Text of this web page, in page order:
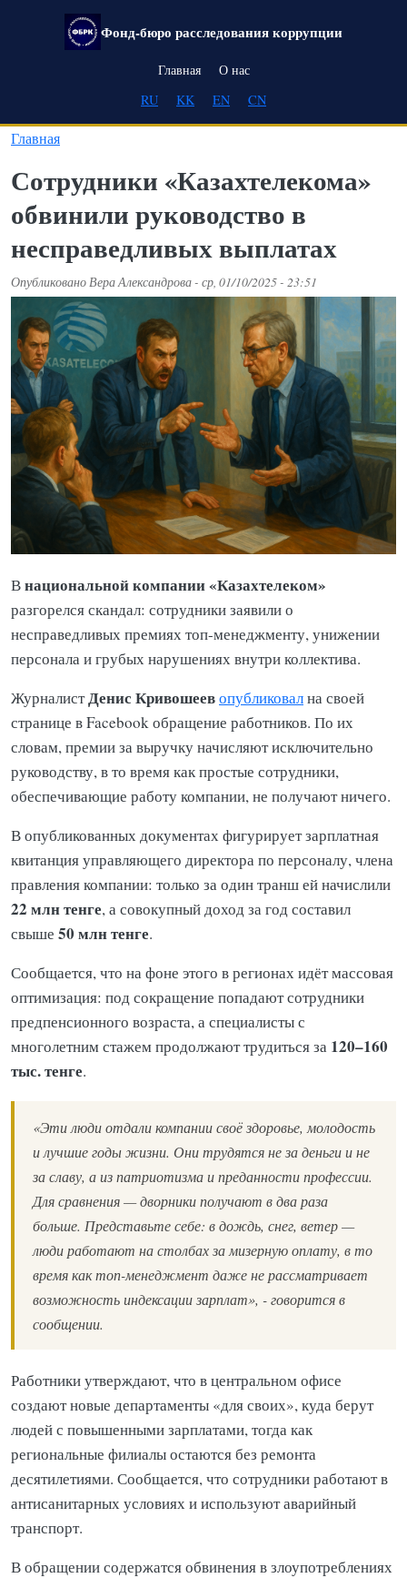
Перейти к основному содержанию
Фонд-бюро расследования коррупции
Main navigation
Главная
О нас
RU
KK EN CN
Главная
Сотрудники «Казахтелекома»
обвинили руководство в
несправедливых выплатах
ОпубликованоВера Александрова- ср, 01/10/2025 - 23:51
Внациональной компании «Казахтелеком»
разгорелся скандал: сотрудники заявили о
несправедливых премиях топ-менеджменту, унижении
персонала и грубых нарушениях внутри коллектива.
ЖурналистДенис Кривошеевопубликовална своей
странице в Facebook обращение работников. По их
словам, премии за выручку начисляют исключительно
руководству, в то время как простые сотрудники,
обеспечивающие работу компании, не получают ничего.
В опубликованных документах фигурирует зарплатная
квитанция управляющего директора по персоналу, члена
правления компании: только за один транш ей начислили
22 млн тенге, а совокупный доход за год составил
свыше 50 млн тенге.
Сообщается, что на фоне этого в регионах идёт массовая
оптимизация: под сокращение попадают сотрудники
предпенсионного возраста, а специалисты с
многолетним стажем продолжают трудиться за 120–160
тыс. тенге.
«Эти люди отдали компании своё здоровье, молодость
и лучшие годы жизни. Они трудятся не за деньги и не
за славу, а из патриотизма и преданности профессии.
Для сравнения — дворники получают в два раза
больше. Представьте себе: в дождь, снег, ветер —
люди работают на столбах за мизерную оплату, в то
время как топ-менеджмент даже не рассматривает
возможность индексации зарплат», - говорится в
сообщении.
Работники утверждают, что в центральном офисе
создают новые департаменты «для своих», куда берут
людей с повышенными зарплатами, тогда как
региональные филиалы остаются без ремонта
десятилетиями. Сообщается, что сотрудники работают в
антисанитарных условиях и используют аварийный
транспорт.
В обращении содержатся обвинения в злоупотреблениях